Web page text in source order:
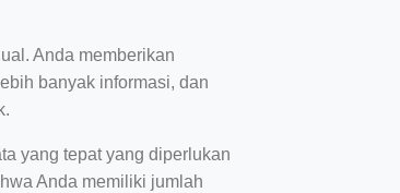
Anda memberikan
banyak informasi, dan
yang tepat yang diperlukan
Anda memiliki jumlah